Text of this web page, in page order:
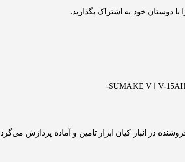
دوستان خود به اشتراک بگذارید.
در انبار کیان ابزار تامین و آماده پردازش